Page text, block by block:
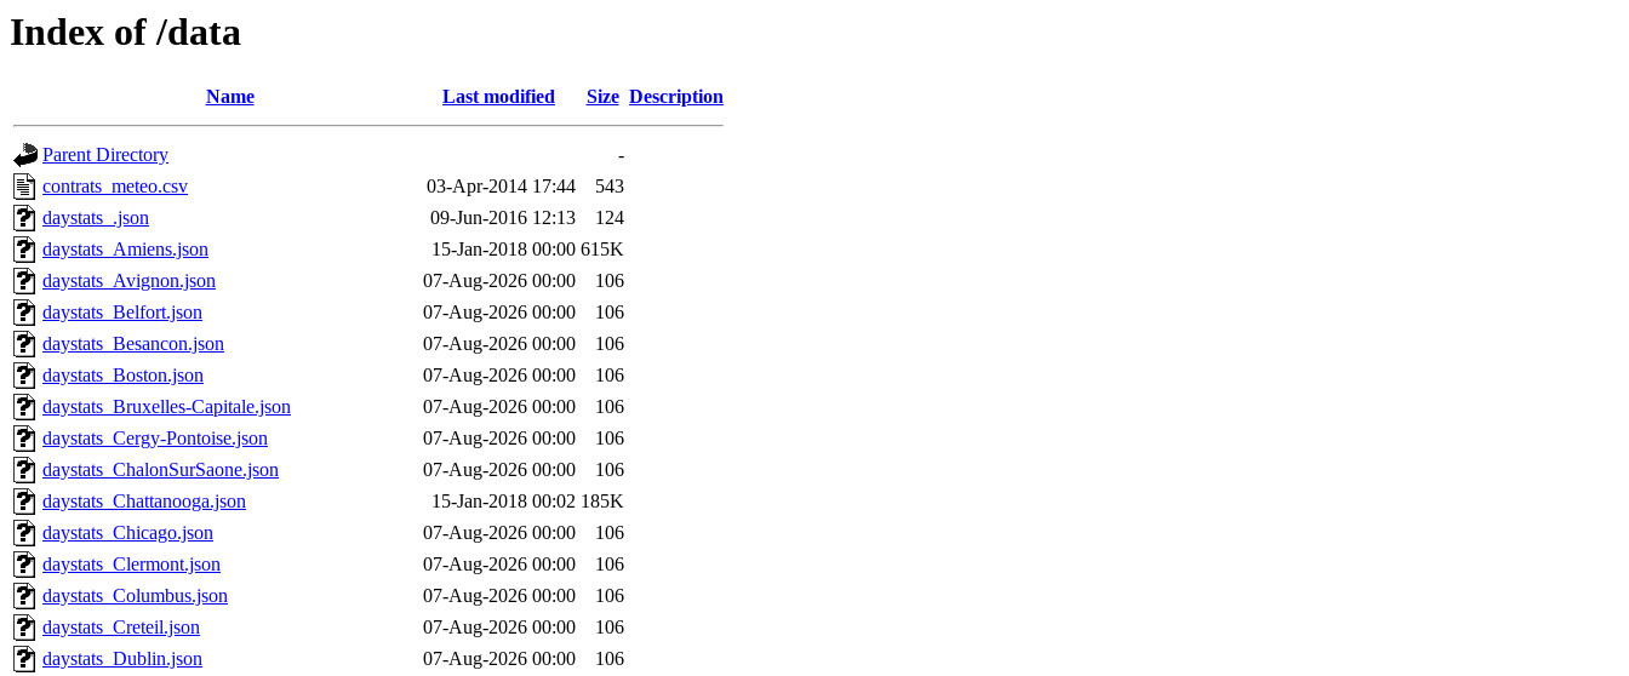
Index of /data
Name Last modified Size Description
Parent Directory
-
contrats_meteo.csv
03-Apr-2014 17:44
543
daystats_.json
09-Jun-2016 12:13
124
daystats_Amiens.json
15-Jan-2018 00:00 615K
daystats_Avignon.json
07-Aug-2026 00:00
106
daystats_Belfort.json
07-Aug-2026 00:00
106
daystats_Besancon.json
07-Aug-2026 00:00
106
daystats_Boston.json
07-Aug-2026 00:00
106
daystats_Bruxelles-Capitale.json
07-Aug-2026 00:00
106
daystats_Cergy-Pontoise.json
07-Aug-2026 00:00
106
daystats_ChalonSurSaone.json
07-Aug-2026 00:00
106
daystats_Chattanooga.json
15-Jan-2018 00:02 185K
daystats_Chicago.json
07-Aug-2026 00:00
106
daystats_Clermont.json
07-Aug-2026 00:00
106
daystats_Columbus.json
07-Aug-2026 00:00
106
daystats_Creteil.json
07-Aug-2026 00:00
106
daystats_Dublin.json
07-Aug-2026 00:00
106